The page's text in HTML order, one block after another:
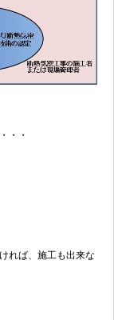
・・
れば、施工も出来な